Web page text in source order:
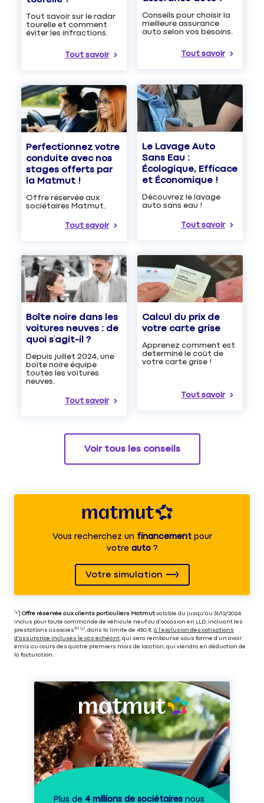
Tout savoir sur le radar
tourelle et comment
éviter les infractions.
Tout savoir
Conseils pour choisir la
meilleure assurance
auto selon vos besoins.
Tout savoir
Perfectionnez votre
conduite avec nos
stages offerts par
la Matmut !
Offre réservée aux
sociétaires Matmut.
Tout savoir
Le Lavage Auto
Sans Eau :
Écologique, Efficace
et Économique !
Découvrez le lavage
auto sans eau !
Tout savoir
Boîte noire dans les
voitures neuves : de
quoi s’agit-il ?
Depuis juillet 2024, une
boîte noire équipe
toutes les voitures
neuves.
Tout savoir
Calcul du prix de
votre carte grise
Apprenez comment est
determiné le coût de
votre carte grise !
Tout savoir
Voir tous les conseils
Vous recherchez unfinancementpour
votre auto?
Votre simulation
⁽⁴⁾| Offre réservée aux clients particuliers Matmut valable du jusqu’au 31/12/2024
inclus pour toute commande de véhicule neuf ou d’occasion en LLD, incluant les
prestations associés⁽³⁾ ⁽⁵⁾, dans la limite de 450 €, à l’exclusion des cotisations
d’assurance incluses le cas échéant, qui sera remboursé sous forme d’un avoir
émis au cours des quatre premiers mois de location, qui viendra en déduction de
la facturation.
Plus de 4 millions de sociétaires nous